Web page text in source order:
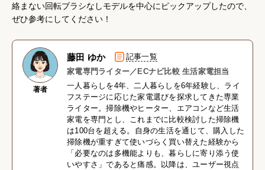
絡まない回転ブラシなしモデルを中心にピックアップしたので、
ぜひ参考にしてください！
著者
藤田 ゆか
記事一覧
家電専門ライター／ECナビ比較 生活家電担当
一人暮らしを4年、二人暮らしを6年経験し、ライ
フステージに応じた家電選びを探求してきた専業
ライター。掃除機やヒーター、エアコンなど生活
家電を専門とし、これまでに比較検討した掃除機
は100台を超える。自身の生活を通じて、購入した
掃除機が重すぎて使いづらく買い替えた経験から
「必要なのは多機能よりも、暮らしに寄り添う使
いやすさ」であると痛感。以降は、ユーザー視点